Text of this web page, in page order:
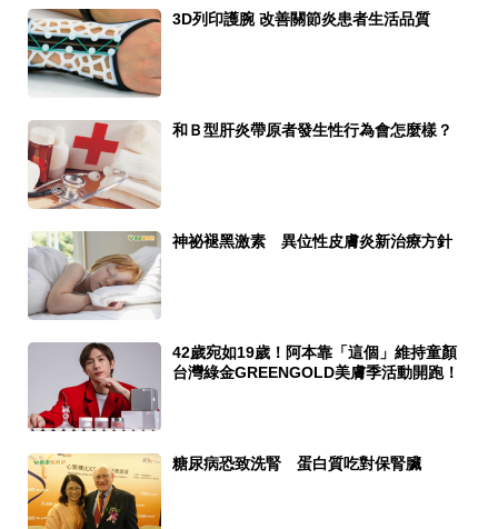
3D列印護腕 改善關節炎患者生活品質
和Ｂ型肝炎帶原者發生性行為會怎麼樣？
神祕褪黑激素 異位性皮膚炎新治療方針
42歲宛如19歲！阿本靠「這個」維持童顏
台灣綠金GREENGOLD美膚季活動開跑！
糖尿病恐致洗腎 蛋白質吃對保腎臟